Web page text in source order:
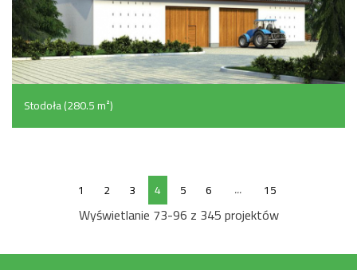
Stodoła (280.5 m²)
1 2 3 4 5 6 ... 15
Wyświetlanie 73-96 z 345 projektów